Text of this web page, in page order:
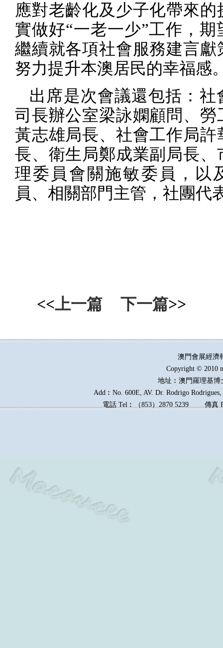
應對老齡化及少子化帶來的
實做好“一老一少”工作，期
繼續就各項社會服務建言獻
努力提升本澳居民的幸福感
出席是次會議還包括：社
司長辦公室梁詠嫻顧問、勞
黃志雄局長、社會工作局許
長、衛生局鄭成業副局長、
理委員會關施敏委員，以
員、相關部門主管，社團代
<<上一篇 下一篇>>
澳門會展經
Copyright © 2010
地址︰澳門羅理基博
Add︰No. 600E, AV. Dr. Rodrigo
電話 Tel︰（853）2870 5239傳真